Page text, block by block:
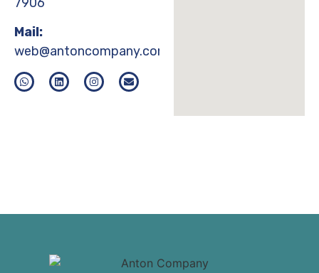
Mail:
web@antoncompany.com.ar